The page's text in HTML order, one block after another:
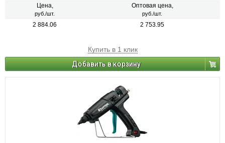
Цена,
руб./шт.
Оптовая цена,
руб./шт.
2 884.06 2 753.95
Купить в 1 клик
Добавить в корзину